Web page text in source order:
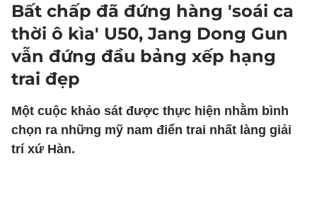
Bất chấp đã đứng hàng 'soái ca
thời ô kìa' U50, Jang Dong Gun
vẫn đứng đầu bảng xếp hạng
trai đẹp
Một cuộc khảo sát được thực hiện nhằm bình
chọn ra những mỹ nam điển trai nhất làng giải
trí xứ Hàn.